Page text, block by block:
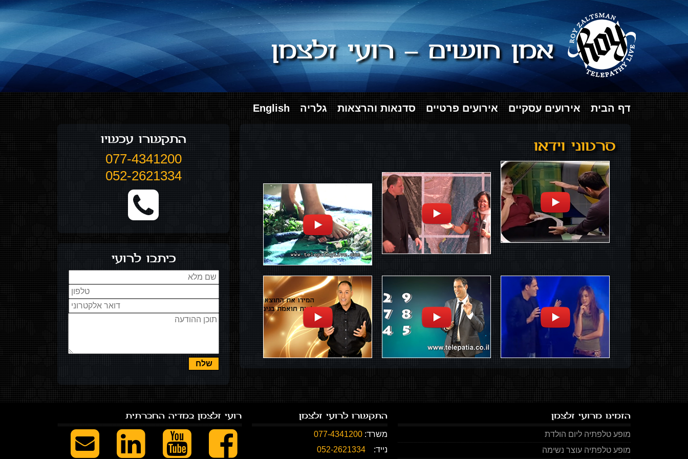
אמן חושים – רועי זלצמן
דף הבית אירועים עסקיים אירועים פרטיים סדנאות והרצאות גלריה English
סרטוני וידאו התקשרו עכשיו
077-4341200
052-2621334
כיתבו לרועי
הזמינו מרועי זלצמן
מופע טלפתיה ליום הולדת
מופע טלפתיה עוצר נשימה
התקשרו לרועי זלצמן
משרד: 077-4341200
נייד: 052-2621334
רועי זלצמן במדיה החברתית